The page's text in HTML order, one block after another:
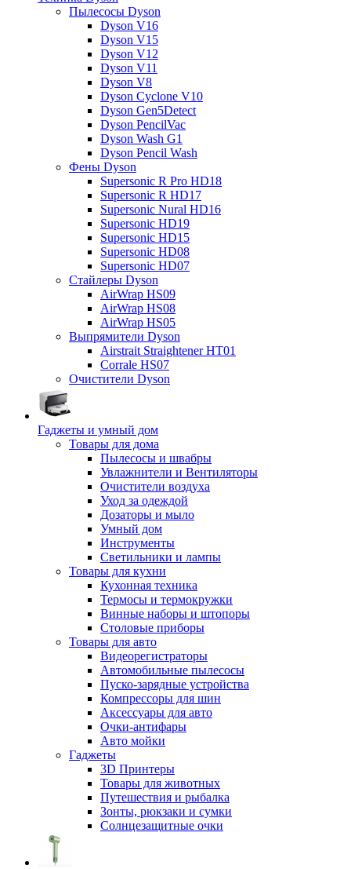
Пылесосы Dyson
Dyson V16
Dyson V15
Dyson V12
Dyson V11
Dyson V8
Dyson Cyclone V10
Dyson Gen5Detect
Dyson PencilVac
Dyson Wash G1
Dyson Pencil Wash
Фены Dyson
Supersonic R Pro HD18
Supersonic R HD17
Supersonic Nural HD16
Supersonic HD19
Supersonic HD15
Supersonic HD08
Supersonic HD07
Стайлеры Dyson
AirWrap HS09
AirWrap HS08
AirWrap HS05
Выпрямители Dyson
Airstrait Straightener HT01
Corrale HS07
Очистители Dyson
Гаджеты и умный дом
Товары для дома
Пылесосы и швабры
Увлажнители и Вентиляторы
Очистители воздуха
Уход за одеждой
Дозаторы и мыло
Умный дом
Инструменты
Светильники и лампы
Товары для кухни
Кухонная техника
Термосы и термокружки
Винные наборы и штопоры
Столовые приборы
Товары для авто
Видеорегистраторы
Автомобильные пылесосы
Пуско-зарядные устройства
Компрессоры для шин
Аксессуары для авто
Очки-антифары
Авто мойки
Гаджеты
3D Принтеры
Товары для животных
Путешествия и рыбалка
Зонты, рюкзаки и сумки
Солнцезащитные очки